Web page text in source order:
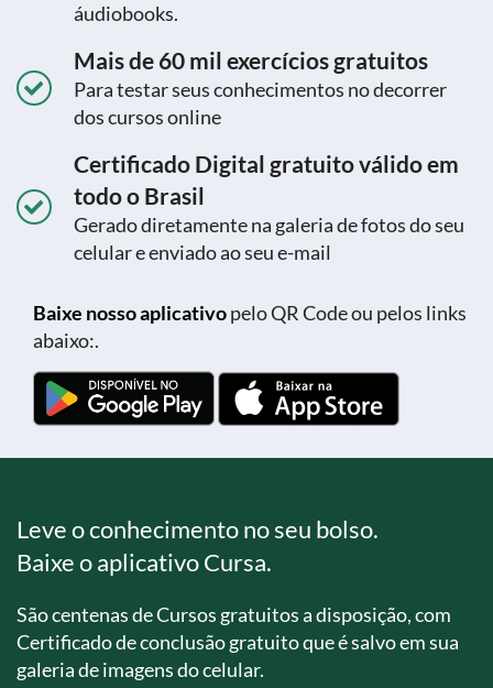
áudiobooks.
Mais de 60 mil exercícios gratuitos
Para testar seus conhecimentos no decorrer
dos cursos online
Certificado Digital gratuito válido em
todo o Brasil
Gerado diretamente na galeria de fotos do seu
celular e enviado ao seu e-mail
Baixe nosso aplicativopelo QR Code ou pelos links
abaixo:.
Leve o conhecimento no seu bolso.
Baixe o aplicativo Cursa.
São centenas de Cursos gratuitos a disposição, com
Certificado de conclusão gratuito que é salvo em sua
galeria de imagens do celular.